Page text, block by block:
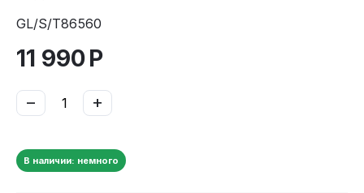
GL/S/T86560
11 990Р
+
−
В наличии: немного